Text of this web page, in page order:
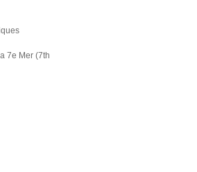
7e Mer (7th